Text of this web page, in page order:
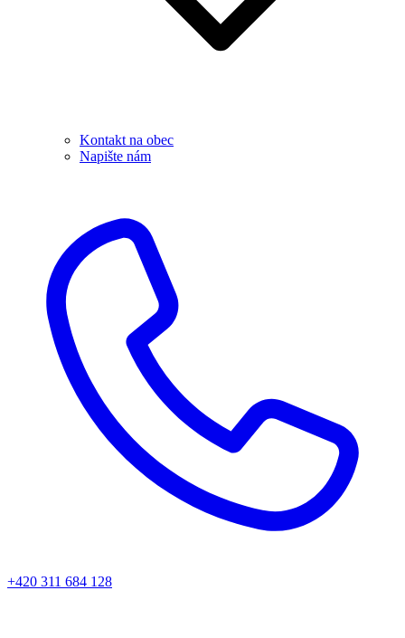
Kontakt na obec
Napište nám
+420 311 684 128